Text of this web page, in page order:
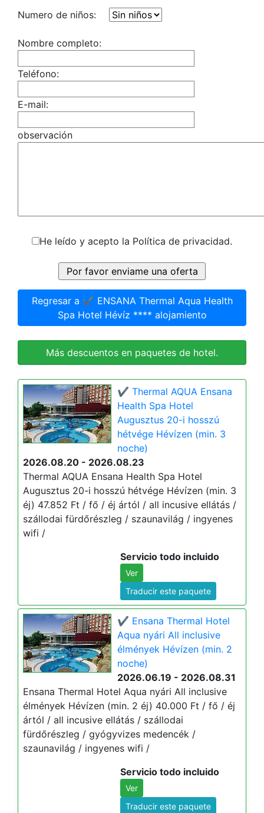
Numero de niños:
Nombre completo:
Teléfono:
E-mail:
observación
He leído y acepto la Política de privacidad.
Regresar a ✔️ ENSANA Thermal Aqua Health
Spa Hotel Hévíz **** alojamiento
Más descuentos en paquetes de hotel.
✔️ Thermal AQUA Ensana
Health Spa Hotel
Augusztus 20-i hosszú
hétvége Hévízen (min. 3
noche)
2026.08.20 - 2026.08.23
Thermal AQUA Ensana Health Spa Hotel
Augusztus 20-i hosszú hétvége Hévízen (min. 3
éj) 47.852 Ft / fő / éj ártól / all incusive ellátás /
szállodai fürdőrészleg / szaunavilág / ingyenes
wifi /
Servicio todo incluido
Ver
Traducir este paquete
✔️ Ensana Thermal Hotel
Aqua nyári All inclusive
élmények Hévízen (min. 2
noche)
2026.06.19 - 2026.08.31
Ensana Thermal Hotel Aqua nyári All inclusive
élmények Hévízen (min. 2 éj) 40.000 Ft / fő / éj
ártól / all incusive ellátás / szállodai
fürdőrészleg / gyógyvizes medencék /
szaunavilág / ingyenes wifi /
Servicio todo incluido
Ver
Traducir este paquete